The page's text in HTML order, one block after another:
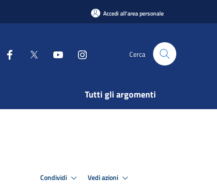
Accedi all'area personale
Cerca
Tutti gli argomenti
Condividi Vedi azioni